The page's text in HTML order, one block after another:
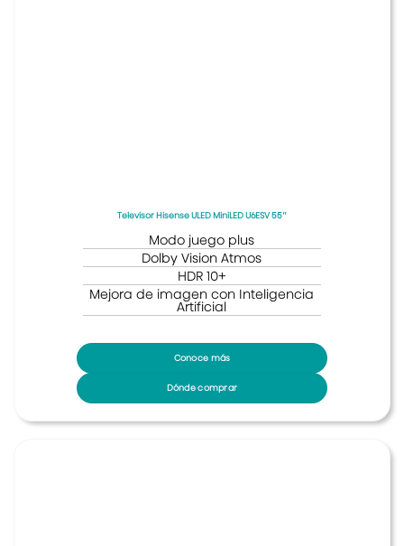
Televisor Hisense ULED MiniLED U6ESV 55″
Modo juego plus
Dolby Vision Atmos
HDR 10+
Mejora de imagen con Inteligencia
Artificial
Conoce más
Dónde comprar